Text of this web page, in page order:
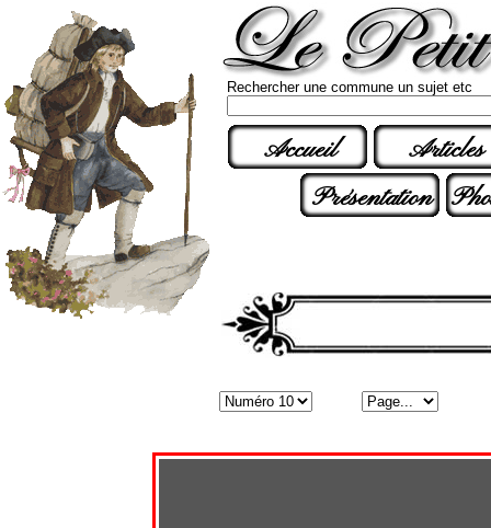
Rechercher une commune un sujet etc
Accueil
Articles
Présentation